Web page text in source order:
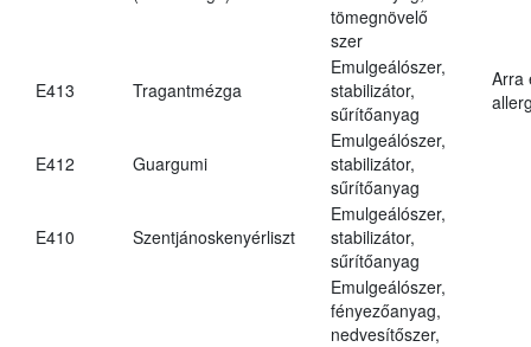
tömegnövelő
szer
E413 Tragantmézga
Emulgeálószer,
stabilizátor,
sűrítőanyag
Arra
E412 Guargumi
Emulgeálószer,
stabilizátor,
sűrítőanyag
E410 Szentjánoskenyérliszt
Emulgeálószer,
stabilizátor,
sűrítőanyag
Emulgeálószer,
fényezőanyag,
nedvesítőszer,